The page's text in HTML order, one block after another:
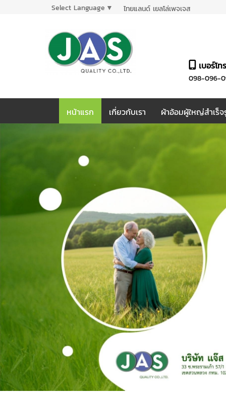
Select Language ▼ ไทยแลนด์ เยลโล่เพจเจส
เบอร์โทร
098-096-
หน้าแรก เกี่ยวกับเรา ผ้าอ้อมผู้ใหญ่สำเร็จ